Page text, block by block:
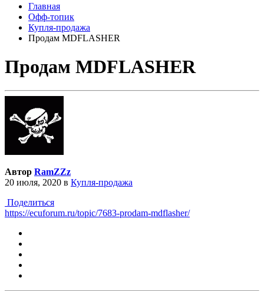
Главная
Офф-топик
Купля-продажа
Продам MDFLASHER
Продам MDFLASHER
Автор RamZZz
20 июля, 2020 в Купля-продажа
Поделиться
https://ecuforum.ru/topic/7683-prodam-mdflasher/